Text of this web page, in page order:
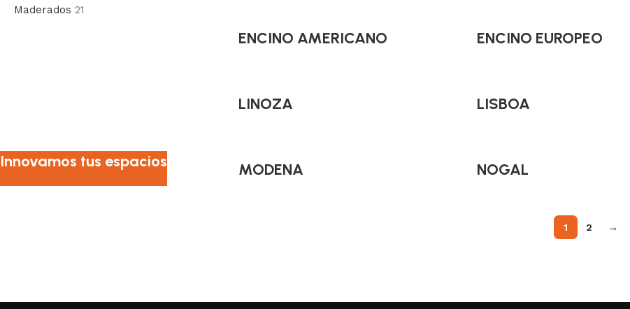
Maderados 21
Innovamos tus espacios
ENCINO AMERICANO ENCINO EUROPEO
LINOZA LISBOA
MODENA NOGAL
1 2 →